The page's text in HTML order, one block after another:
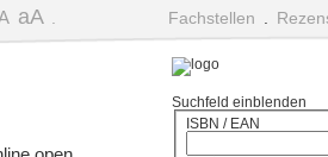
aA Fachstellen
Suchfeld einblenden
ISBN / EAN